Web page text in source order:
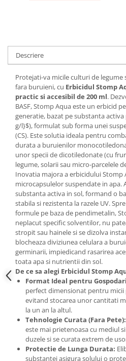
Descriere
Protejati-va micile culturi de
fara buruieni, cu Erbicidul Stomp
practic si accesibil de 200 ml.
BASF, Stomp Aqua este un erbicid
generatie, bazat pe substanta
g/l}$), formulat sub forma unei
(CS). Este solutia ideala pentru
durata a buruienilor
unor specii de dicotiledonate (cu
legume, solarii sau micro-parcelele
Inovatia majora a erbicidului Stomp
microcapsulelor suspendate in apa.
substanta activa in sol, formand o
stabila si rezistenta la razele UV.
formule pe baza de pendimetalin,
neplacut specific solventilor, nu
stropit sau hainele si se dizolva
blocheaza diviziunea celulara a
germinarii, impiedicand rasarirea
toata apa si nutrientii din sol.
De ce sa alegi Erbicidul Stomp
Format Ideal pentru
perfect dimensionat pentru
evitand stocarea unor cantitati
la un an la altul.
Tehnologie Curata (Fara Pete):
este mai prietenoasa cu mediul
duzele si se curata extrem de
Protectie de Lunga Durata:
substantei asigura solului o